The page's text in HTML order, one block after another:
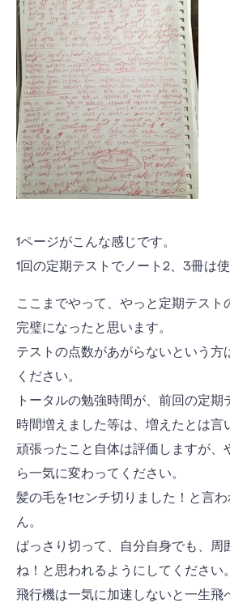
1ページがこんな感じです。
1回の定期テストでノート2、3冊は使
ここまでやって、やっと定期テス
完璧になったと思います。
テストの点数があがらないという方
ください。
トータルの勉強時間が、前回の定期
時間増えました等は、増えたとは言
頑張ったこと自体は評価しますが、
ら一気に変わってください。
髪の毛を1センチ切りました！と言
ん。
ばっさり切って、自分自身でも、周
ね！と思われるようにしてください。
飛行機は一気に加速しないと一生飛